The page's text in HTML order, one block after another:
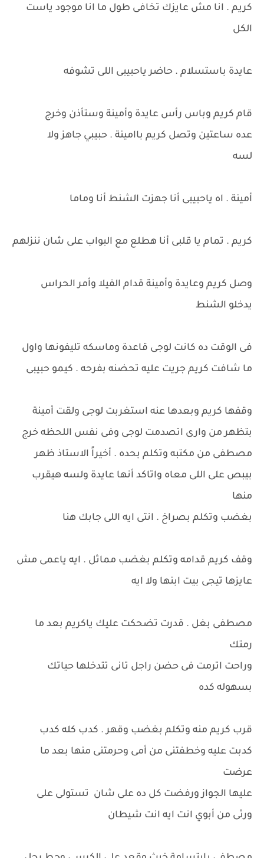
كريم . انا مش عايزك تخافى طول ما انا موجود ياست
الكل
عايدة باستسلام . حاضر ياحبيبى اللى تشوفه
قام كريم وباس رأس عايدة وأمينة وستأذن وخرج
عده ساعتين وتصل كريم باامينة . حبيبي جاهز ولا
لسه
أمينة . اه ياحبيبى أنا جهزت الشنط أنا وماما
كريم . تمام يا قلبى أنا هطلع مع البواب على شان ننزلهم
وصل كريم وعايدة وأمينة قدام الفيلا وأمر الحراس
يدخلو الشنط
فى الوقت ده كانت لوجى قاعدة وماسكه تليفونها واول
ما شافت كريم جريت عليه تحضنه بفرحه . كيمو حبيبى
وقفها كريم وبعدها عنه استغربت لوجى ولقت أمينة
بتظهر من وارى اتصدمت لوجى وفى نفس اللحظه خرج
مصطفى من مكتبه وتكلم بحده . أخيراً الاستاذ ظهر
بيبص على اللى معاه واتاكد أنها عايدة ولسه هيقرب
منها
بغضب وتكلم بصراخ . انتى ايه اللى جابك هنا
وقف كريم قدامه وتكلم بغضب مماثل . ايه ياعمى مش
عايزها تيجى بيت ابنها ولا ايه
مصطفى بغل . قدرت تضحكت عليك ياكريم بعد ما
رمتك
وراحت اترمت فى حضن راجل تانى تتدخلها حياتك
بسهوله كده
قرب كريم منه وتكلم بغضب وقهر . كدب كله كدب
كدبت عليه وخطفتنى من أمى وحرمتنى منها بعد ما
عرضت
عليها الجواز ورفضت كل ده على شان تستولى على
ورثى من أبوي انت ايه انت شيطان